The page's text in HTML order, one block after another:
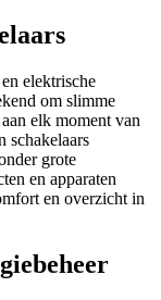
elektrische
om slimme
elk moment van
schakelaars
grote
en apparaten
en overzicht in